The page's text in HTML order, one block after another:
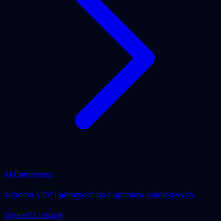
AI Commerce
Schema, UCP i gotowość pod agentów zakupowych.
Sprawdź usługę